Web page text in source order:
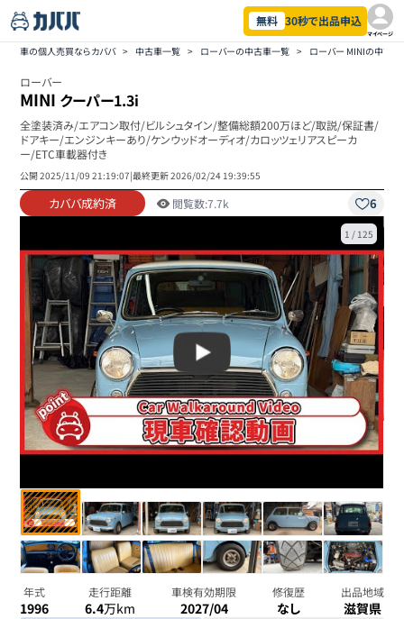
無料 30秒で出品申込
マイページ
車の個人売買ならカババ > 中古車一覧 > ローバーの中古車一覧 > ローバー MINIの中古
ローバー
MINI クーパー1.3i
全塗装済み/エアコン取付/ビルシュタイン/整備総額200万ほど/取説/保証書/
ドアキー/エンジンキーあり/ケンウッドオーディオ/カロッツェリアスピーカ
ー/ETC車載器付き
公開2025/11/09 21:19:07|最終更新2026/02/24 19:39:55
カババ成約済 閲覧数:7.7k 6
1 / 125
年式
1996
走行距離
6.4万km
車検有効期限
2027/04
修復歴
なし
出品地域
滋賀県